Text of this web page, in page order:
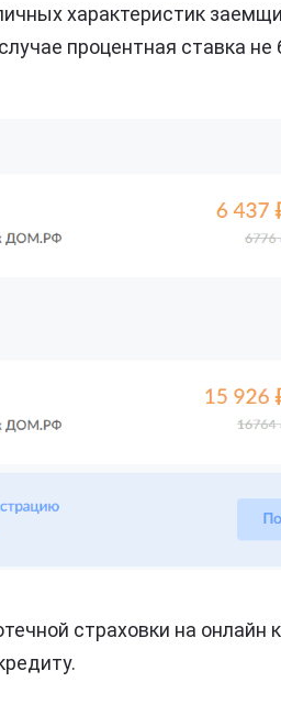
характеристик
процентная ставка не
страховки на онлайн